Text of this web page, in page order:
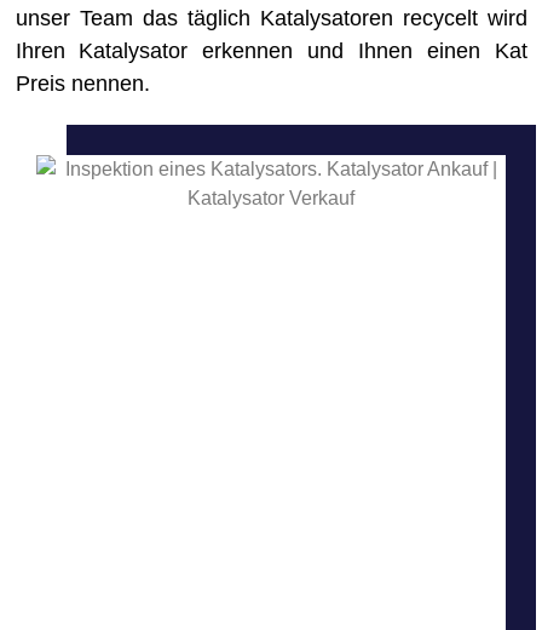
unser Team das täglich Katalysatoren recycelt wird
Ihren Katalysator erkennen und Ihnen einen Kat
Preis nennen.